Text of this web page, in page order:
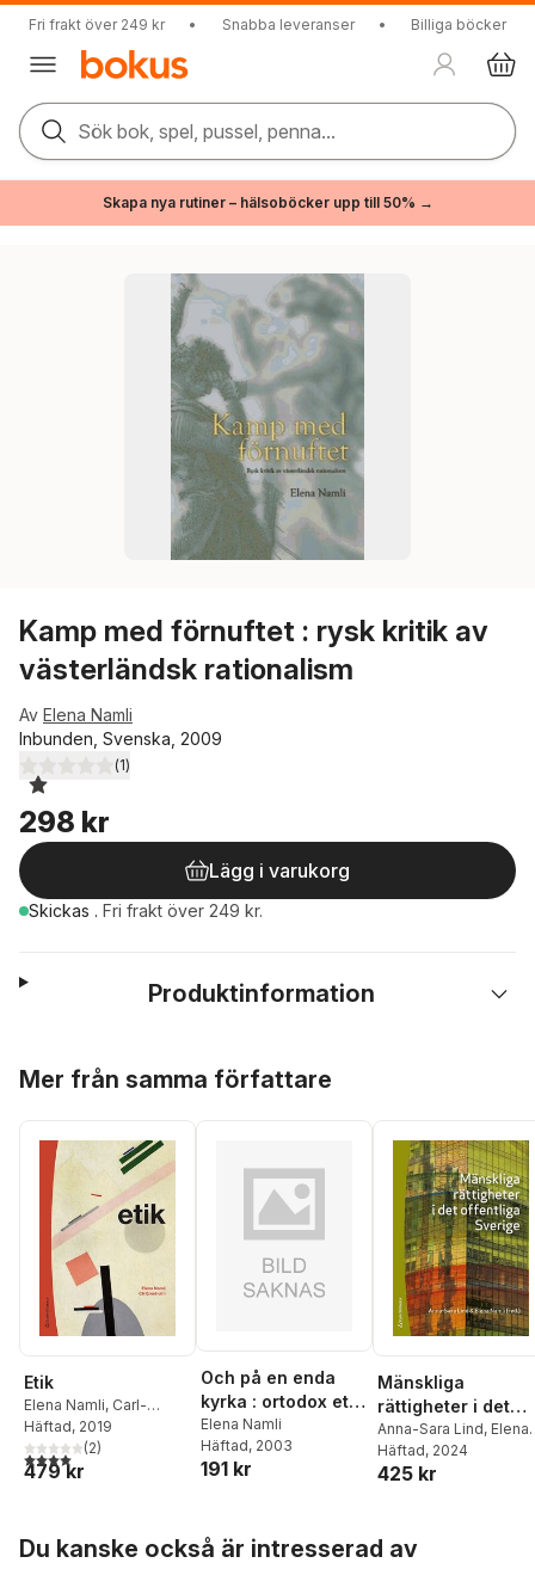
Fri frakt över 249 kr • Snabba leveranser • Billiga böcker
Sök bok, spel, pussel, penna...
Skapa nya rutiner – hälsoböcker upp till 50% →
Kamp med förnuftet : rysk kritik av
västerländsk rationalism
Av Elena Namli
Inbunden, Svenska, 2009
1,0utav 5 stjärnor. Totalt antal röster:
(1)
298 kr
Lägg i varukorg
Skickas . Fri frakt över 249 kr.
Produktinformation
Mer från samma författare
Etik
Elena Namli, Carl-
Henric Grenholm
Häftad, 2019
4,0utav 5 stjärnor. Totalt antal röster:
(2)
479 kr
Och på en enda
kyrka : ortodox etik
i ekumenisk dialog
Elena Namli
Häftad, 2003
191 kr
Mänskliga
rättigheter i det
offentliga Sverige
Anna-Sara Lind, Elena
Namli,Thomas Bull
Jenny Ehnberg
Marcusson
Mörk,
Häftad, 2024
425 kr
Du kanske också är intresserad av